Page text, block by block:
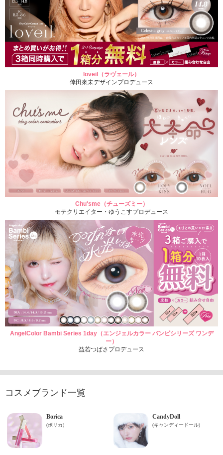
loveil（ラヴェール）
倖田來未デザインプロデュース
Chu'sme（チューズミー）
モテクリエイター・ゆうこすプロデュース
AngelColor Bambi Series 1day（エンジェルカラー バンビシリーズ ワンデ
ー）
益若つばさプロデュース
コスメブランド一覧